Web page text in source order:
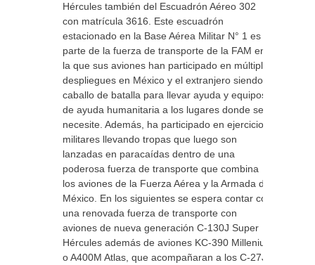
Hércules también del Escuadrón Aéreo 302
con matrícula 3616. Este escuadrón
estacionado en la Base Aérea Militar N° 1 es
parte de la fuerza de transporte de la FAM en
la que sus aviones han participado en múltiples
despliegues en México y el extranjero siendo el
caballo de batalla para llevar ayuda y equipos
de ayuda humanitaria a los lugares donde se
necesite. Además, ha participado en ejercicios
militares llevando tropas que luego son
lanzadas en paracaídas dentro de una
poderosa fuerza de transporte que combina
los aviones de la Fuerza Aérea y la Armada de
México. En los siguientes se espera contar con
una renovada fuerza de transporte con
aviones de nueva generación C-130J Super
Hércules además de aviones KC-390 Millenium
o A400M Atlas, que acompañaran a los C-27J